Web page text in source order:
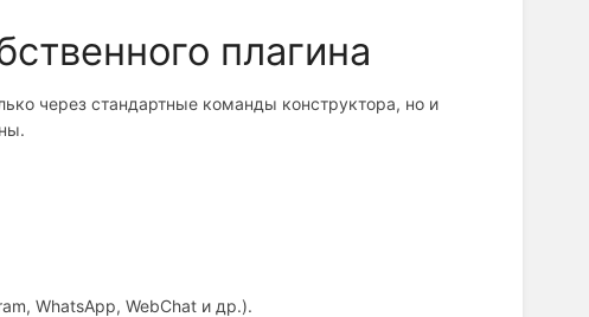
плагина
через стандартные команды конструктора, но и
WhatsApp, WebChat и др.).